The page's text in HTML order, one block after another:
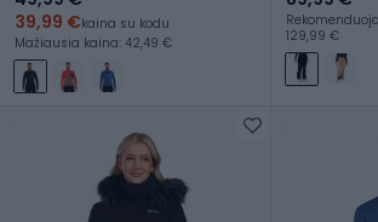
39,99 €kaina su kodu
Mažiausia kaina: 42,49 €
129,99 €